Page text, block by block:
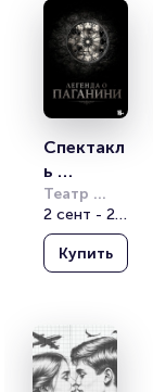
Спектакл
ь
«Легенда
о
Паганини
»
Театр
Вахтангова
2 сент - 24 окт
Купить